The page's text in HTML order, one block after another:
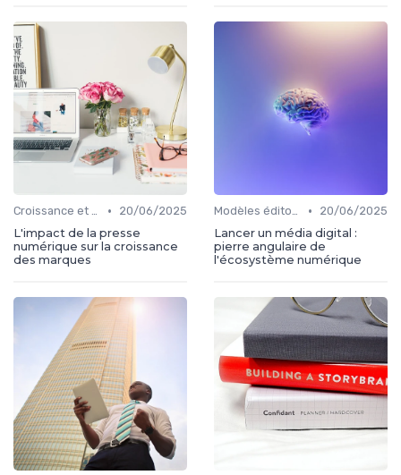
Croissance et développement •
20/06/2025
L'impact de la presse
numérique sur la croissance
des marques
Modèles éditoriaux •
20/06/2025
Lancer un média digital :
pierre angulaire de
l'écosystème numérique